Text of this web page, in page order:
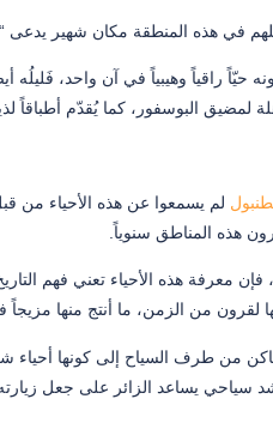
في هذه المنطقة مكان شهير يدعى
لمضيق البوسفور، كما يُقدّم أطباقاً
هذه المناطق سنوياً.
فإن معرفة هذه الأحياء تعني فهم
من الزمن، ما أنتج منها مزيجاً
من طرف السياح إلى كونها أحياء
سياحي يساعد الزائر على جعل زيارته